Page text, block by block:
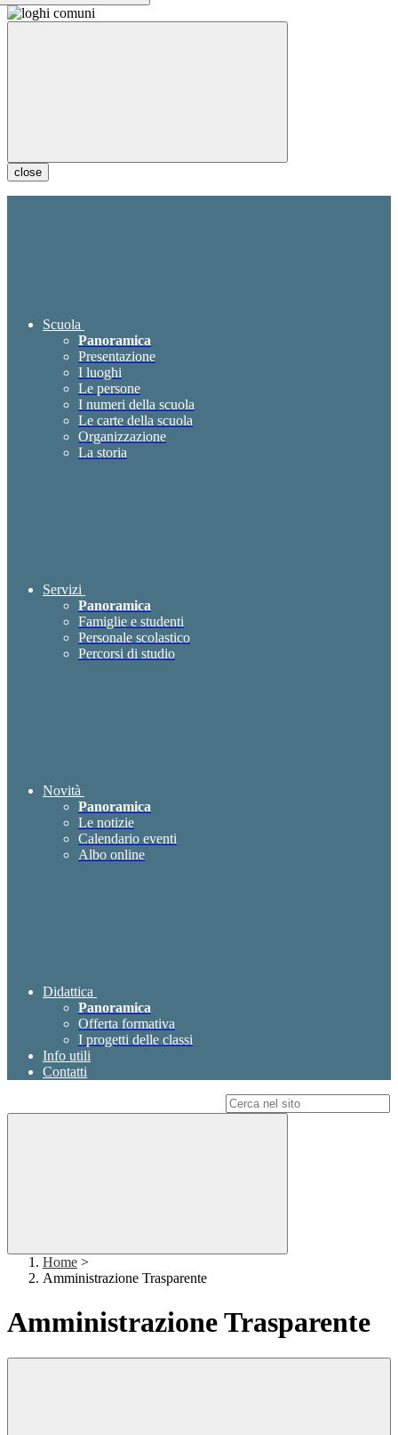
close
Scuola
Panoramica
Presentazione
I luoghi
Le persone
I numeri della scuola
Le carte della scuola
Organizzazione
La storia
Servizi
Panoramica
Famiglie e studenti
Personale scolastico
Percorsi di studio
Novità
Panoramica
Le notizie
Calendario eventi
Albo online
Didattica
Panoramica
Offerta formativa
I progetti delle classi
Info utili
Contatti
Home >
Amministrazione Trasparente
Amministrazione Trasparente